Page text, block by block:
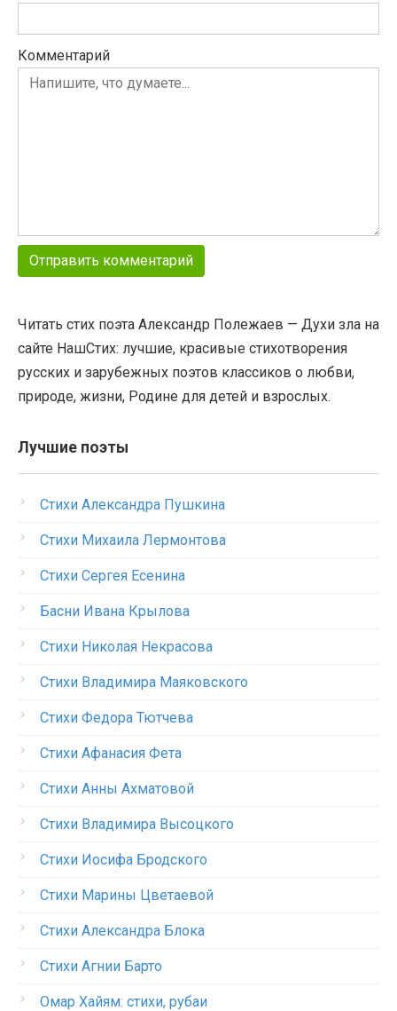
Комментарий
Читать стих поэта Александр Полежаев — Духи зла на
сайте НашСтих: лучшие, красивые стихотворения
русских и зарубежных поэтов классиков о любви,
природе, жизни, Родине для детей и взрослых.
Лучшие поэты
Стихи Александра Пушкина
Стихи Михаила Лермонтова
Стихи Сергея Есенина
Басни Ивана Крылова
Стихи Николая Некрасова
Стихи Владимира Маяковского
Стихи Федора Тютчева
Стихи Афанасия Фета
Стихи Анны Ахматовой
Стихи Владимира Высоцкого
Стихи Иосифа Бродского
Стихи Марины Цветаевой
Стихи Александра Блока
Стихи Агнии Барто
Омар Хайям: стихи, рубаи